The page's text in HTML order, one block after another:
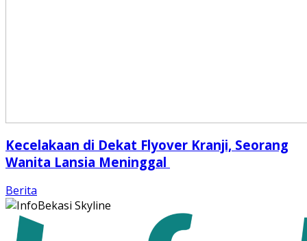
Kecelakaan di Dekat Flyover Kranji, Seorang
Wanita Lansia Meninggal
Berita